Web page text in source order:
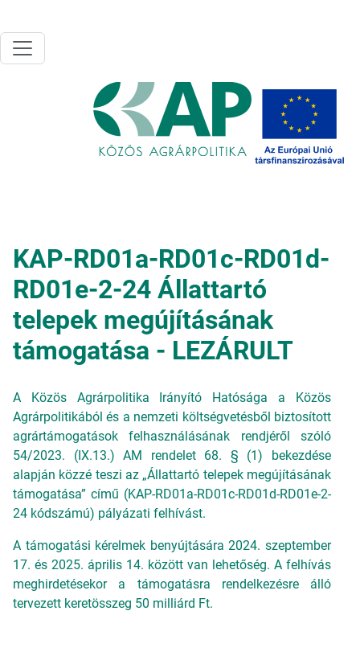
KAP-RD01a-RD01c-RD01d-
RD01e-2-24 Állattartó
telepek megújításának
támogatása - LEZÁRULT
A Közös Agrárpolitika Irányító Hatósága a Közös
Agrárpolitikából és a nemzeti költségvetésből biztosított
agrártámogatások felhasználásának rendjéről szóló
54/2023. (IX.13.) AM rendelet 68. § (1) bekezdése
alapján közzé teszi az „Állattartó telepek megújításának
támogatása” című (KAP-RD01a-RD01c-RD01d-RD01e-2-
24 kódszámú) pályázati felhívást.
A támogatási kérelmek benyújtására 2024. szeptember
17. és 2025. április 14. között van lehetőség. A felhívás
meghirdetésekor a támogatásra rendelkezésre álló
tervezett keretösszeg 50 milliárd Ft.